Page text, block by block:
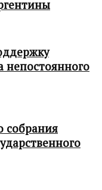
непостоянного
собрания